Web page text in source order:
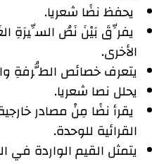
يحفظ نضًا شعريا.
يفرِّقَ بَيْنَ نَصُ السِّيرَةِ
الأخرى.
يتعرف خصائص الطُّرفةِ
يحلل نصا شعريا.
يقرأ نضًا مِنْ مصادر
القرائية للوحدة.
يتمثل القيم الواردة في